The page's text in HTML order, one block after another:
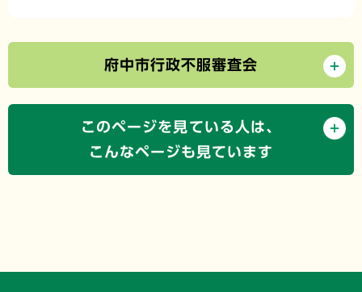
府中市行政不服審査会
このページを見ている人は、
こんなページも見ています